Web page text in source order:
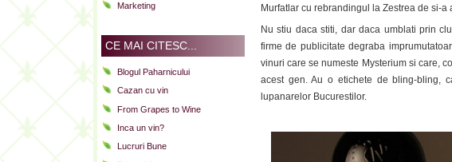
Marketing
CE MAI CITESC...
Blogul Paharnicului
Cazan cu vin
From Grapes to Wine
Inca un vin?
Lucruri Bune
Murfatlar cu rebrandingul la Zestrea de si-a
Nu stiu daca stiti, dar daca umblati prin
firme de publicitate degraba
vinuri care se numeste Mysterium si care,
acest gen. Au o etichete de bling-bling,
lupanarelor Bucurestilor.